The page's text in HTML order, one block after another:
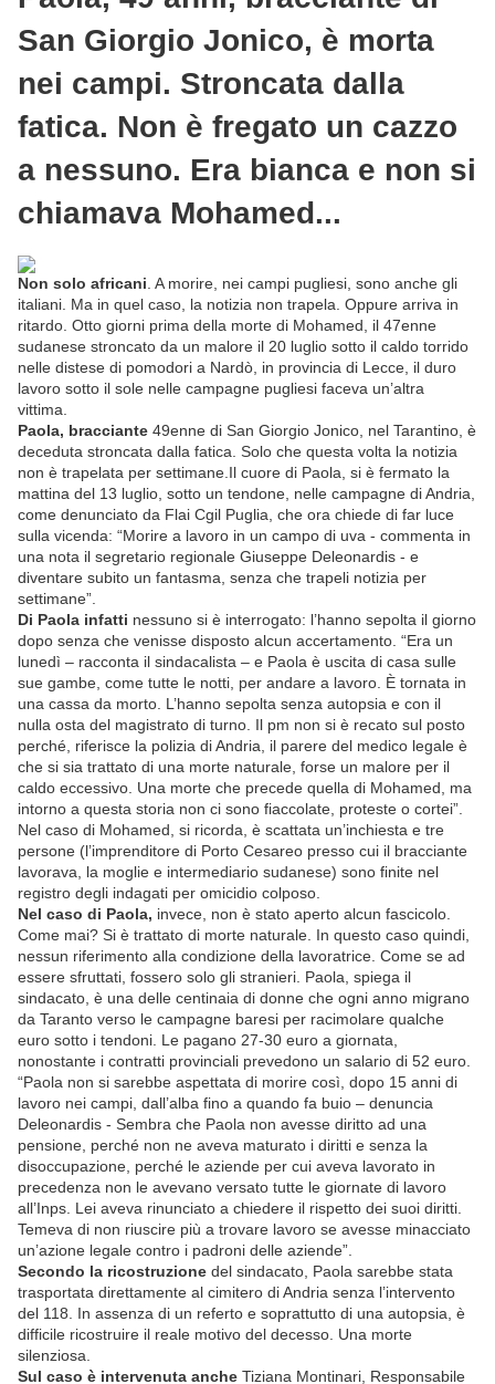
San Giorgio Jonico, è morta
nei campi. Stroncata dalla
fatica. Non è fregato un cazzo
a nessuno. Era bianca e non si
chiamava Mohamed...
Non solo africani . A morire, nei campi pugliesi, sono anche gli
italiani. Ma in quel caso, la notizia non trapela. Oppure arriva in
ritardo. Otto giorni prima della morte di Mohamed, il 47enne
sudanese stroncato da un malore il 20 luglio sotto il caldo torrido
nelle distese di pomodori a Nardò, in provincia di Lecce, il duro
lavoro sotto il sole nelle campagne pugliesi faceva un’altra
vittima.
Paola, bracciante 49enne di San Giorgio Jonico, nel Tarantino, è
deceduta stroncata dalla fatica. Solo che questa volta la notizia
non è trapelata per settimane. Il cuore di Paola, si è fermato la
mattina del 13 luglio, sotto un tendone, nelle campagne di Andria,
come denunciato da Flai Cgil Puglia, che ora chiede di far luce
sulla vicenda: “Morire a lavoro in un campo di uva - commenta in
una nota il segretario regionale Giuseppe Deleonardis - e
diventare subito un fantasma, senza che trapeli notizia per
settimane”.
Di Paola infatti nessuno si è interrogato: l’hanno sepolta il giorno
dopo senza che venisse disposto alcun accertamento. “Era un
lunedì – racconta il sindacalista – e Paola è uscita di casa sulle
sue gambe, come tutte le notti, per andare a lavoro. È tornata in
una cassa da morto. L’hanno sepolta senza autopsia e con il
nulla osta del magistrato di turno. Il pm non si è recato sul posto
perché, riferisce la polizia di Andria, il parere del medico legale è
che si sia trattato di una morte naturale, forse un malore per il
caldo eccessivo. Una morte che precede quella di Mohamed, ma
intorno a questa storia non ci sono fiaccolate, proteste o cortei”.
Nel caso di Mohamed, si ricorda, è scattata un’inchiesta e tre
persone (l’imprenditore di Porto Cesareo presso cui il bracciante
lavorava, la moglie e intermediario sudanese) sono finite nel
registro degli indagati per omicidio colposo.
Nel caso di Paola, invece, non è stato aperto alcun fascicolo.
Come mai? Si è trattato di morte naturale. In questo caso quindi,
nessun riferimento alla condizione della lavoratrice. Come se ad
essere sfruttati, fossero solo gli stranieri. Paola, spiega il
sindacato, è una delle centinaia di donne che ogni anno migrano
da Taranto verso le campagne baresi per racimolare qualche
euro sotto i tendoni. Le pagano 27-30 euro a giornata,
nonostante i contratti provinciali prevedono un salario di 52 euro.
“Paola non si sarebbe aspettata di morire così, dopo 15 anni di
lavoro nei campi, dall’alba fino a quando fa buio – denuncia
Deleonardis - Sembra che Paola non avesse diritto ad una
pensione, perché non ne aveva maturato i diritti e senza la
disoccupazione, perché le aziende per cui aveva lavorato in
precedenza non le avevano versato tutte le giornate di lavoro
all’Inps. Lei aveva rinunciato a chiedere il rispetto dei suoi diritti.
Temeva di non riuscire più a trovare lavoro se avesse minacciato
un’azione legale contro i padroni delle aziende”.
Secondo la ricostruzione del sindacato, Paola sarebbe stata
trasportata direttamente al cimitero di Andria senza l’intervento
del 118. In assenza di un referto e soprattutto di una autopsia, è
difficile ricostruire il reale motivo del decesso. Una morte
silenziosa.
Sul caso è intervenuta anche Tiziana Montinari, Responsabile